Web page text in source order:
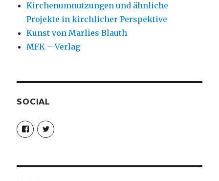
Kirchenumnutzungen und ähnliche
Projekte in kirchlicher Perspektive
Kunst von Marlies Blauth
MFK – Verlag
SOCIAL
Profil
von
christoph.fleischer1
anzeigen
Profil
von
anzeigen